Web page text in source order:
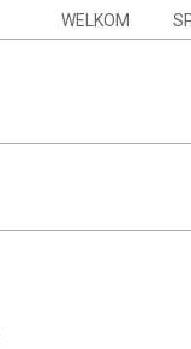
WELKOM